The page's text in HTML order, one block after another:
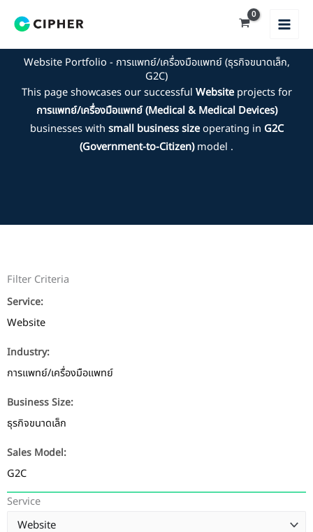
Website Portfolio - การแพทย์/เครื่องมือแพทย์ (ธุรกิจขนาดเล็ก,
G2C)
This page showcases our successful Websiteprojects for
การแพทย์/เครื่องมือแพทย์ (Medical & Medical Devices)
businesses with small business sizeoperating in G2C
(Government-to-Citizen)model .
Filter Criteria
Service:
Website
Industry:
การแพทย์/เครื่องมือแพทย์
Business Size:
ธุรกิจขนาดเล็ก
Sales Model:
G2C
Service